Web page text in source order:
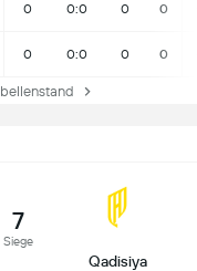
0 0:0 0 0
0 0:0 0 0
7
Siege
Qadisiya